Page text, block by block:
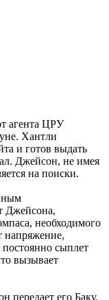
агента ЦРУ
Хантли
и готов выдать
Джейсон, не имея
на поиски.
Джейсона,
необходимого
напряжение,
сыплет
вызывает
передает его Баку.